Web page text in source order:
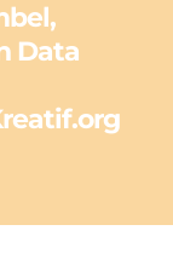
Data